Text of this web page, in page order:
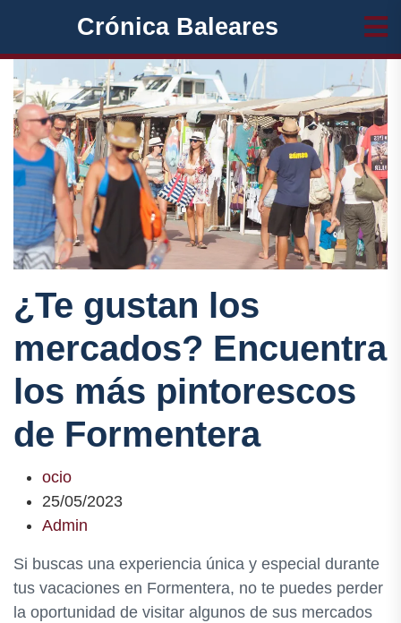
Crónica Baleares
¿Te gustan los
mercados? Encuentra
los más pintorescos
de Formentera
ocio
25/05/2023
Admin
Si buscas una experiencia única y especial durante
tus vacaciones en Formentera, no te puedes perder
la oportunidad de visitar algunos de sus mercados